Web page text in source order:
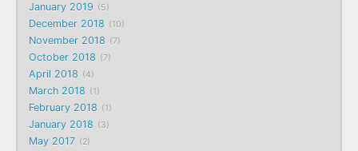
January 2019 5
December 2018 10
November 2018 7
October 2018 7
April 2018 4
March 2018 1
February 2018 1
January 2018 3
May 2017 2